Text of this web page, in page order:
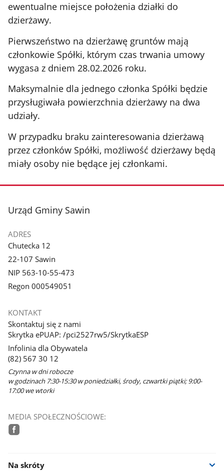
ewentualne miejsce położenia działki do
dzierżawy.
Pierwszeństwo na dzierżawę gruntów mają
członkowie Spółki, którym czas trwania umowy
wygasa z dniem 28.02.2026 roku.
Maksymalnie dla jednego członka Spółki będzie
przysługiwała powierzchnia dzierżawy na dwa
udziały.
W przypadku braku zainteresowania dzierżawą
przez członków Spółki, możliwość dzierżawy będą
miały osoby nie będące jej członkami.
stopka
Urząd Gminy Sawin
ADRES
Chutecka 12
22-107 Sawin
NIP 563-10-55-473
Regon 000549051
KONTAKT
Skontaktuj się z nami
Skrytka ePUAP: /pci2527rw5/SkrytkaESP
Infolinia dla Obywatela
(82) 567 30 12
Czynna w dni robocze
w godzinach 7:30-15:30 w poniedziałki, środy, czwartki piątki; 9:00-
17:00 we wtorki
MEDIA SPOŁECZNOŚCIOWE:
Na skróty